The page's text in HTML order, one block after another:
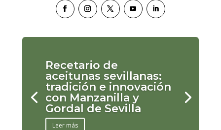
Recetario de
aceitunas sevillanas:
tradición e innovación
con Manzanilla y
Gordal de Sevilla
Leer más